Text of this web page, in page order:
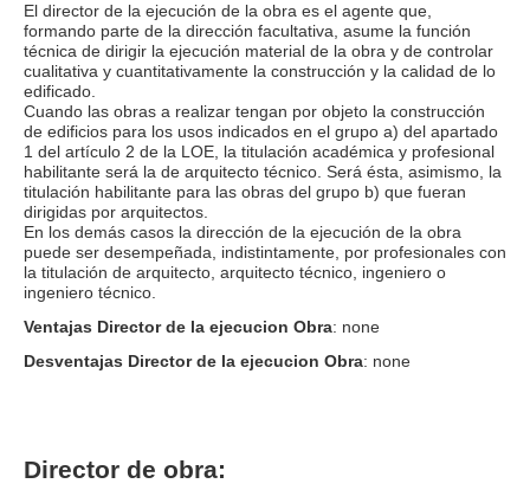
El director de la ejecución de la obra es el agente que,
formando parte de la dirección facultativa, asume la función
técnica de dirigir la ejecución material de la obra y de controlar
cualitativa y cuantitativamente la construcción y la calidad de lo
edificado.
Cuando las obras a realizar tengan por objeto la construcción
de edificios para los usos indicados en el grupo a) del apartado
1 del artículo 2 de la LOE, la titulación académica y profesional
habilitante será la de arquitecto técnico. Será ésta, asimismo, la
titulación habilitante para las obras del grupo b) que fueran
dirigidas por arquitectos.
En los demás casos la dirección de la ejecución de la obra
puede ser desempeñada, indistintamente, por profesionales con
la titulación de arquitecto, arquitecto técnico, ingeniero o
ingeniero técnico.
Ventajas Director de la ejecucion Obra: none
Desventajas Director de la ejecucion Obra: none
Director de obra: